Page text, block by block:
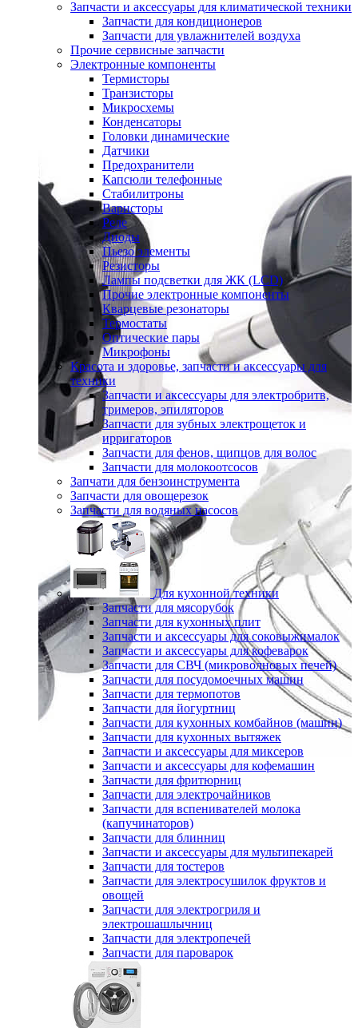
Запчасти и аксессуары для климатической техники
Запчасти для кондиционеров
Запчасти для увлажнителей воздуха
Прочие сервисные запчасти
Электронные компоненты
Термисторы
Транзисторы
Микросхемы
Конденсаторы
Головки динамические
Датчики
Предохранители
Капсюли телефонные
Стабилитроны
Варисторы
Реле
Диоды
Пьезо элементы
Резисторы
Лампы подсветки для ЖК (LCD)
Прочие электронные компоненты
Кварцевые резонаторы
Термостаты
Оптические пары
Микрофоны
Красота и здоровье, запчасти и аксессуары для
техники
Запчасти и аксессуары для электробритв,
тримеров, эпиляторов
Запчасти для зубных электрощеток и
ирригаторов
Запчасти для фенов, щипцов для волос
Запчасти для молокоотсосов
Запчати для бензоинструмента
Запчасти для овощерезок
Запчасти для водяных насосов
Для кухонной техники
Запчасти для мясорубок
Запчасти для кухонных плит
Запчасти и аксессуары для соковыжималок
Запчасти и аксессуары для кофеварок
Запчасти для СВЧ (микроволновых печей)
Запчасти для посудомоечных машин
Запчасти для термопотов
Запчасти для йогуртниц
Запчасти для кухонных комбайнов (машин)
Запчасти для кухонных вытяжек
Запчасти и аксессуары для миксеров
Запчасти и аксессуары для кофемашин
Запчасти для фритюрниц
Запчасти для электрочайников
Запчасти для вспенивателей молока
(капучинаторов)
Запчасти для блинниц
Запчасти и аксессуары для мультипекарей
Запчасти для тостеров
Запчасти для электросушилок фруктов и
овощей
Запчасти для электрогриля и
электрошашлычниц
Запчасти для электропечей
Запчасти для пароварок